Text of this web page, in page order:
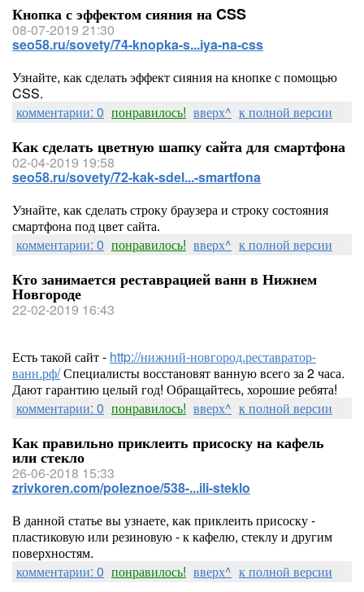
Кнопка с эффектом сияния на CSS
08-07-2019 21:30
seo58.ru/sovety/74-knopka-s...iya-na-css
Узнайте, как сделать эффект сияния на кнопке с помощью
CSS.
комментарии: 0 понравилось! вверх^ к полной версии
Как сделать цветную шапку сайта для смартфона
02-04-2019 19:58
seo58.ru/sovety/72-kak-sdel...-smartfona
Узнайте, как сделать строку браузера и строку состояния
смартфона под цвет сайта.
комментарии: 0 понравилось! вверх^ к полной версии
Кто занимается реставрацией ванн в Нижнем
Новгороде
22-02-2019 16:43
Есть такой сайт - http://нижний-новгород.реставратор-
ванн.рф/Специалисты восстановят ванную всего за 2 часа.
Дают гарантию целый год! Обращайтесь, хорошие ребята!
комментарии: 0 понравилось! вверх^ к полной версии
Как правильно приклеить присоску на кафель
или стекло
26-06-2018 15:33
zrivkoren.com/poleznoe/538-...ili-steklo
В данной статье вы узнаете, как приклеить присоску -
пластиковую или резиновую - к кафелю, стеклу и другим
поверхностям.
комментарии: 0 понравилось! вверх^ к полной версии